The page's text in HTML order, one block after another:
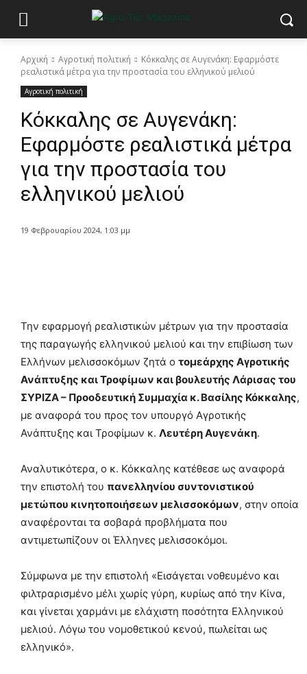
Αρχική Αγροτική πολιτική
Κόκκαλης σε Αυγενάκη: Εφαρμόστε
ρεαλιστικά μέτρα για την προστασία του ελληνικού μελιού
Αγροτική πολιτική
Κόκκαλης σε Αυγενάκη:
Εφαρμόστε ρεαλιστικά μέτρα
για την προστασία του
ελληνικού μελιού
19 Φεβρουαρίου 2024, 1:03 μμ
Την εφαρμογή ρεαλιστικών μέτρων για την προστασία
της παραγωγής ελληνικού μελιού και την επιβίωση των
Ελλήνων μελισσοκόμων ζητά ο τομεάρχης Αγροτικής
Ανάπτυξης και Τροφίμων και βουλευτής Λάρισας του
ΣΥΡΙΖΑ – Προοδευτική Συμμαχία κ. Βασίλης Κόκκαλης,
με αναφορά του προς τον υπουργό Αγροτικής
Ανάπτυξης και Τροφίμων κ. Λευτέρη Αυγενάκη.
Αναλυτικότερα, ο κ. Κόκκαλης κατέθεσε ως αναφορά
την επιστολή του πανελληνίου συντονιστικού
μετώπου κινητοποιήσεων μελισσοκόμων, στην οποία
αναφέρονται τα σοβαρά προβλήματα που
αντιμετωπίζουν οι Έλληνες μελισσοκόμοι.
Σύμφωνα με την επιστολή «Εισάγεται νοθευμένο και
φιλτραρισμένο μέλι χωρίς γύρη, κυρίως από την Κίνα,
και γίνεται χαρμάνι με ελάχιστη ποσότητα Ελληνικού
μελιού. Λόγω του νομοθετικού κενού, πωλείται ως
ελληνικό».